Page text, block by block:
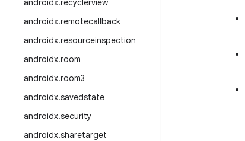
androidx.recyclerview
androidx.remotecallback
androidx.resourceinspection
androidx.room
androidx.room3
androidx.savedstate
androidx.security
androidx.sharetarget